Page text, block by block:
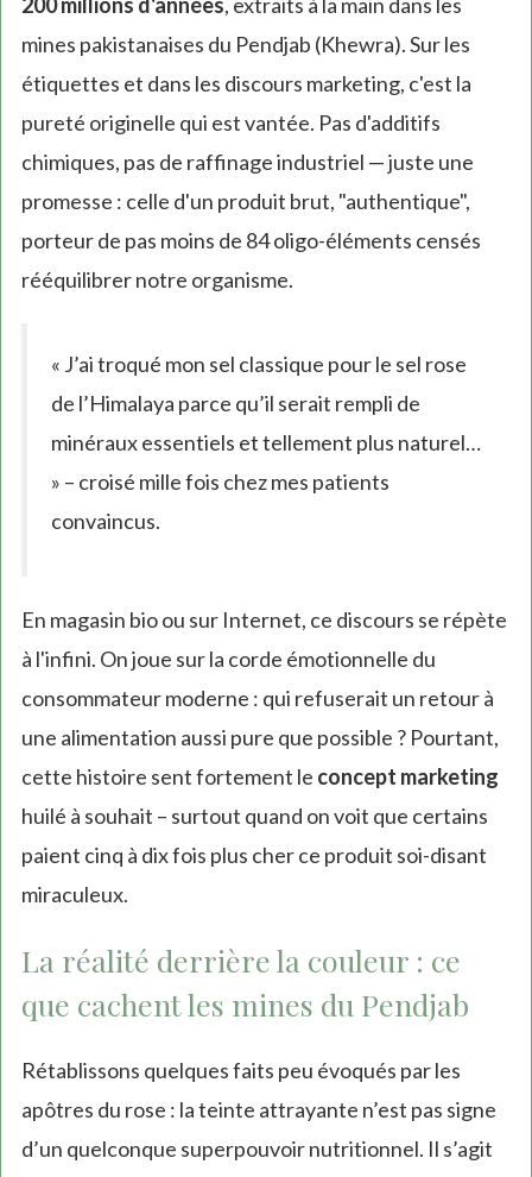
mines pakistanaises du Pendjab (Khewra). Sur les
étiquettes et dans les discours marketing, c'est la
pureté originelle qui est vantée. Pas d'additifs
chimiques, pas de raffinage industriel — juste une
promesse : celle d'un produit brut, "authentique",
porteur de pas moins de 84 oligo-éléments censés
rééquilibrer notre organisme.
« J’ai troqué mon sel classique pour le sel rose
de l’Himalaya parce qu’il serait rempli de
minéraux essentiels et tellement plus naturel…
» – croisé mille fois chez mes patients
convaincus.
En magasin bio ou sur Internet, ce discours se répète
à l'infini. On joue sur la corde émotionnelle du
consommateur moderne : qui refuserait un retour à
une alimentation aussi pure que possible ? Pourtant,
cette histoire sent fortement le concept marketing
huilé à souhait – surtout quand on voit que certains
paient cinq à dix fois plus cher ce produit soi-disant
miraculeux.
La réalité derrière la couleur : ce
que cachent les mines du Pendjab
Rétablissons quelques faits peu évoqués par les
apôtres du rose : la teinte attrayante n’est pas signe
d’un quelconque superpouvoir nutritionnel. Il s’agit